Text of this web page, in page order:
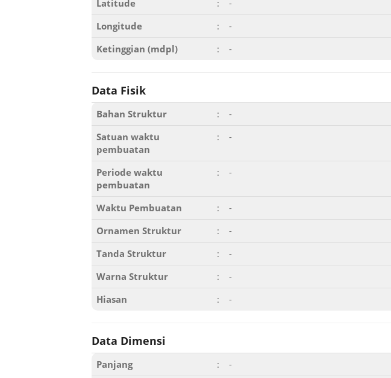
Latitude
:
-
Longitude
:
-
Ketinggian (mdpl)
: -
Data Fisik
Bahan Struktur :
-
Satuan waktu
pembuatan
: -
Periode waktu
pembuatan
: -
Waktu Pembuatan :
-
Ornamen Struktur
:
-
Tanda Struktur
:
-
Warna Struktur
:
-
Hiasan
: -
Data Dimensi
Panjang : -